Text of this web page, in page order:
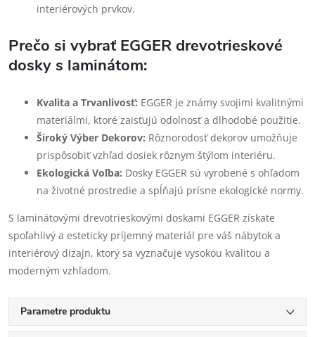
interiérových prvkov.
Prečo si vybrať EGGER drevotrieskové
dosky s laminátom:
Kvalita a Trvanlivosť: EGGER je známy svojimi kvalitnými
materiálmi, ktoré zaisťujú odolnosť a dlhodobé použitie.
Široký Výber Dekorov: Rôznorodosť dekorov umožňuje
prispôsobiť vzhľad dosiek rôznym štýlom interiéru.
Ekologická Voľba: Dosky EGGER sú vyrobené s ohľadom
na životné prostredie a spĺňajú prísne ekologické normy.
S laminátovými drevotrieskovými doskami EGGER získate
spoľahlivý a esteticky príjemný materiál pre váš nábytok a
interiérový dizajn, ktorý sa vyznačuje vysokou kvalitou a
moderným vzhľadom.
Parametre produktu